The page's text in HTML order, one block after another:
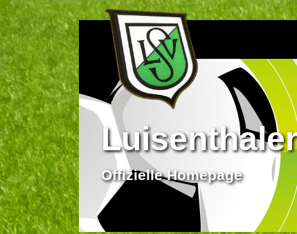
Offizielle Homepage